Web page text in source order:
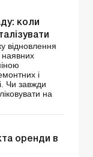
коли
відновлення
наявних
і
Чи завжди
на
оренди в